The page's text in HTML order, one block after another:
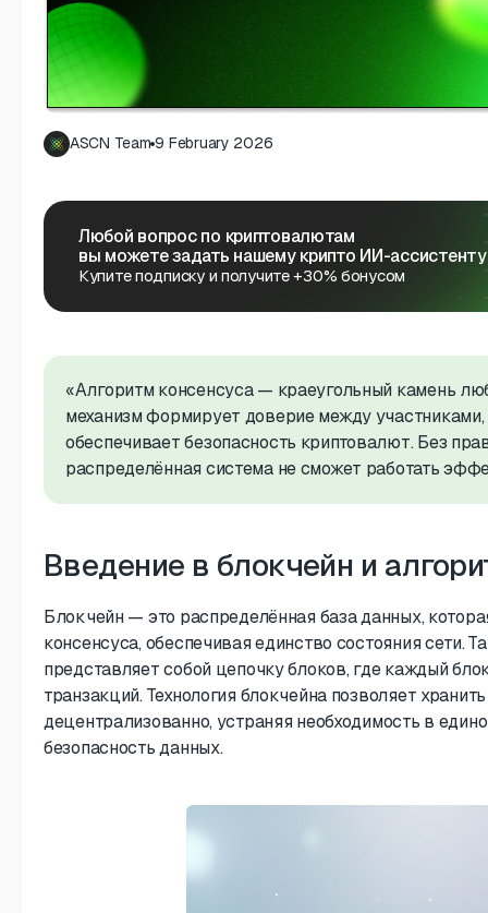
ASCN Team 9 February 2026
Любой вопрос по криптовалютам
вы можете задать нашему крипто ИИ-
Купите подписку и получите +30% бонусом
«Алгоритм консенсуса — краеугольный камень
механизм формирует доверие между
обеспечивает безопасность криптовалют. Без
распределённая система не сможет работать
Введение в блокчейн и
Блокчейн — это распределённая база данных,
консенсуса, обеспечивая единство состояния сети.
представляет собой цепочку блоков, где каждый
транзакций. Технология блокчейна позволяет
децентрализованно, устраняя необходимость в
безопасность данных.